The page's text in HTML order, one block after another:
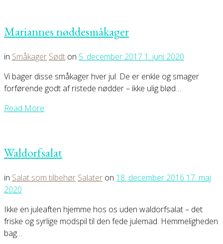
Mariannes nøddesmåkager
in Småkager Sødt on 5. december 2017 1. juni 2020
Vi bager disse småkager hver jul. De er enkle og smager
forførende godt af ristede nødder – ikke ulig blød…
Read More
Waldorfsalat
in Salat som tilbehør Salater on 18. december 2016 17. maj
2020
Ikke en juleaften hjemme hos os uden waldorfsalat – det
friske og syrlige modspil til den fede julemad. Hemmeligheden
bag…